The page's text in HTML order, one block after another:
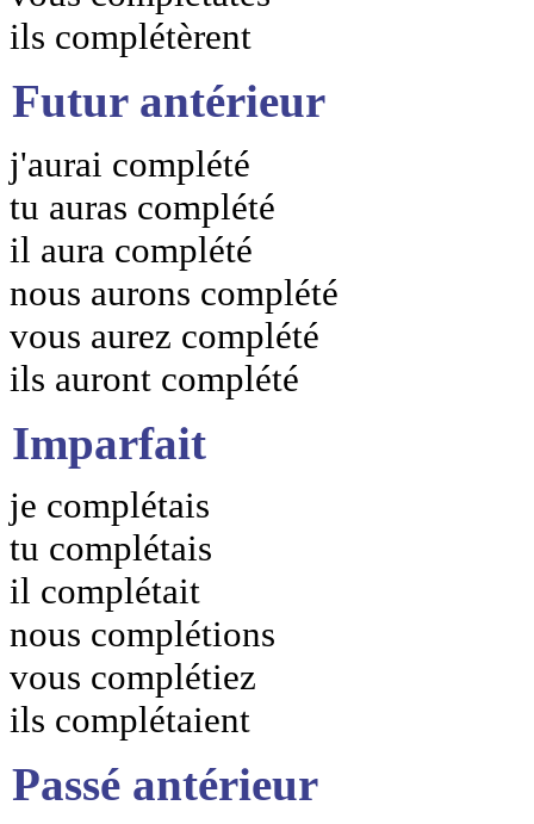
ils complétèrent
Futur antérieur
j'aurai complété
tu auras complété
il aura complété
nous aurons complété
vous aurez complété
ils auront complété
Imparfait
je complétais
tu complétais
il complétait
nous complétions
vous complétiez
ils complétaient
Passé antérieur